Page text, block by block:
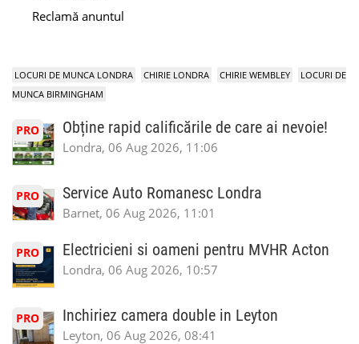
Reclamă anuntul
LOCURI DE MUNCA LONDRA CHIRIE LONDRA CHIRIE WEMBLEY
LOCURI DE
MUNCA BIRMINGHAM
PRO Obține rapid calificările de care ai nevoie!
Londra, 06 Aug 2026, 11:06
PRO Service Auto Romanesc Londra
Barnet, 06 Aug 2026, 11:01
PRO Electricieni si oameni pentru MVHR Acton
Londra, 06 Aug 2026, 10:57
PRO Inchiriez camera double in Leyton
Leyton, 06 Aug 2026, 08:41